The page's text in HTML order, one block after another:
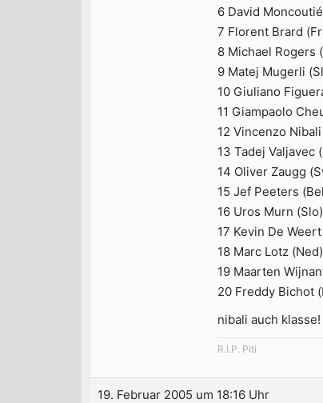
6 David
7 Florent Brard
8 Michael Rogers
9 Matej Mugerli
10 Giuliano
11 Giampaolo
12 Vincenzo
13 Tadej Valjavec
14 Oliver Zaugg
15 Jef Peeters
16 Uros Murn
17 Kevin De
18 Marc Lotz
19 Maarten
20 Freddy Bichot
nibali auch klasse!
R.I.P. Piti
19. Februar 2005 um 18:16 Uhr